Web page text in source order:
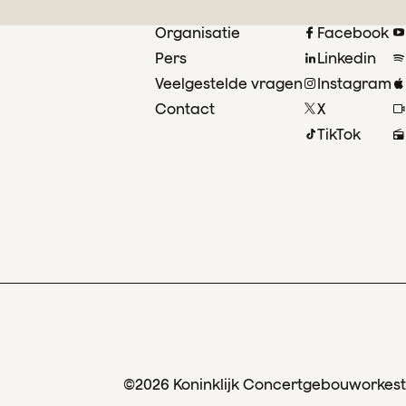
Organisatie
Pers
Veelgestelde vragen
Contact
Facebook
Linkedin
Instagram
X
TikTok
©2026 Koninklijk Concertgebouworkest